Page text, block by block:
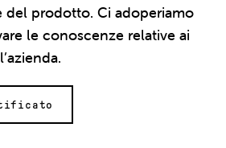
del prodotto. Ci adoperiamo
le conoscenze relative ai